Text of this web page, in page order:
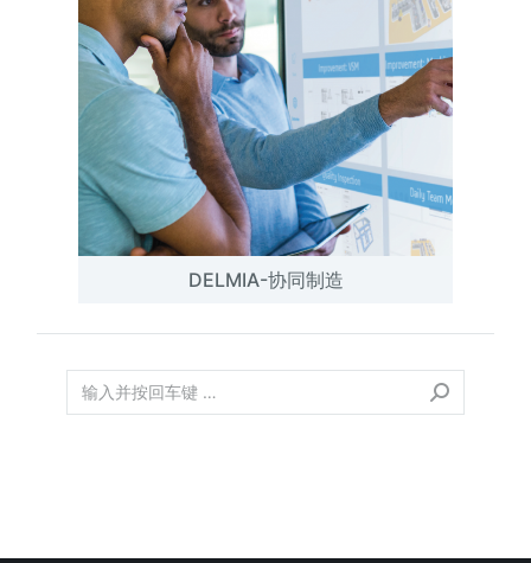
DELMIA-协同制造